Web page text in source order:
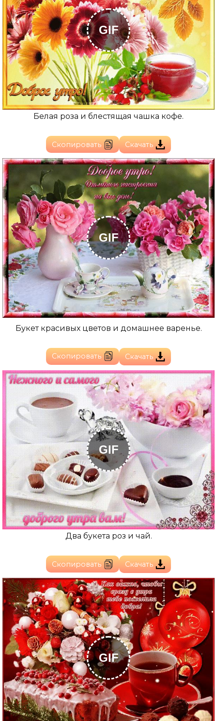
GIF
Белая роза и блестящая чашка кофе.
Скопировать Скачать
GIF
Букет красивых цветов и домашнее варенье.
Скопировать Скачать
GIF
Два букета роз и чай.
Скопировать Скачать
GIF